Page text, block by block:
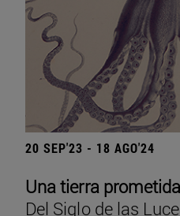
20 SEP'23 - 18 AGO'24
Una tierra
Del Siglo de las